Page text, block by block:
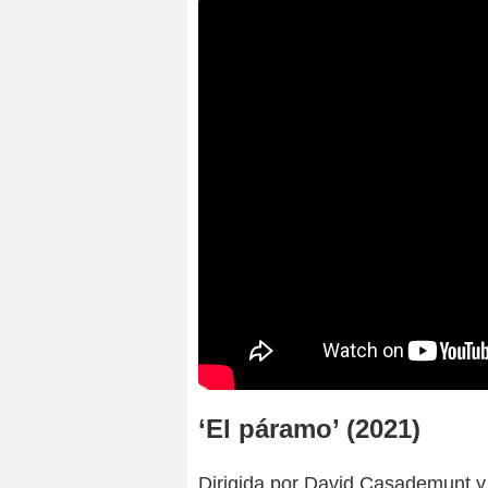
‘El páramo’ (2021)
Dirigida por David Casademunt